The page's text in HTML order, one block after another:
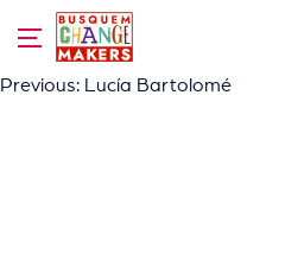
content
Navegació
Previous: Lucía Bartolomé